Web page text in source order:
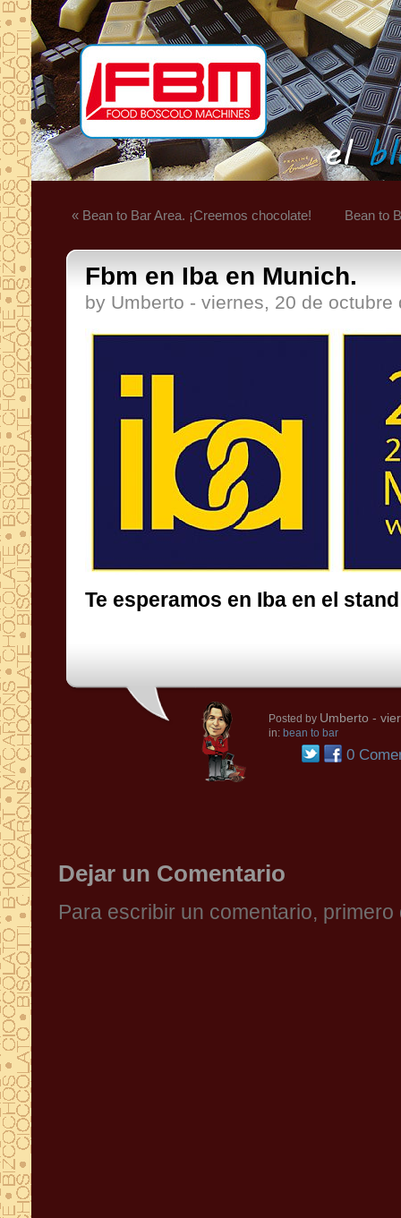
« Bean to Bar Area. ¡Creemos chocolate! Bean to
Fbm en Iba en Munich.
by Umberto - viernes, 20 de octubre
Te esperamos en Iba en el
Posted by Umberto -
in: bean to bar
0
Dejar un Comentario
Para escribir un comentario,